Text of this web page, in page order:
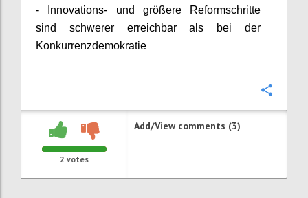
- Innovations- und größere Reformschritte
sind schwerer erreichbar als bei der
Konkurrenzdemokratie
2 votes
Add/View comments (3)